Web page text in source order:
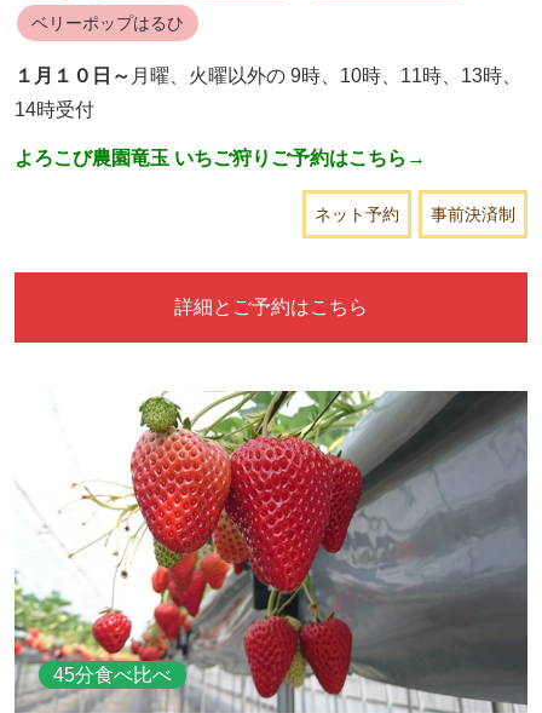
ベリーポップはるひ
１月１０日～ 月曜、火曜以外の 9時、10時、11時、13時、
14時受付
よろこび農園竜玉 いちご狩りご予約はこちら→
事前決済制
ネット予約
詳細とご予約はこちら
45分食べ比べ